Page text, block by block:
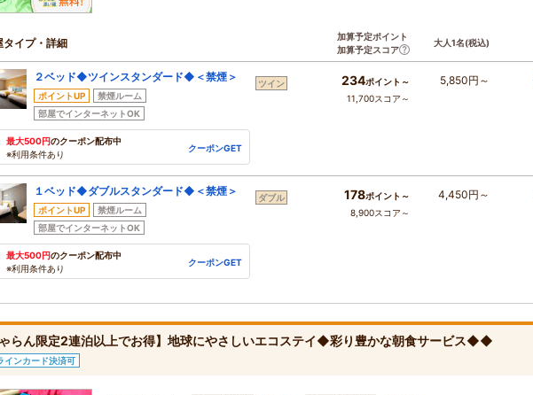
タイプ・詳細
加算予定ポイント
加算予定スコア
大人1名(税込)
２ベッド◆ツインスタンダード◆＜禁煙＞
ポイントUP
禁煙ルーム
部屋でインターネットOK
最大500円のクーポン配布中
※利用条件あり
クーポンGET
ツイン 234ポイント～
11,700スコア～
5,850円～
１ベッド◆ダブルスタンダード◆＜禁煙＞
ポイントUP
禁煙ルーム
部屋でインターネットOK
最大500円のクーポン配布中
※利用条件あり
クーポンGET
ダブル 178ポイント～
8,900スコア～
4,450円～
らん限定2連泊以上でお得】地球にやさしいエコステイ◆彩り豊かな朝食サービス◆◆
インカード決済可